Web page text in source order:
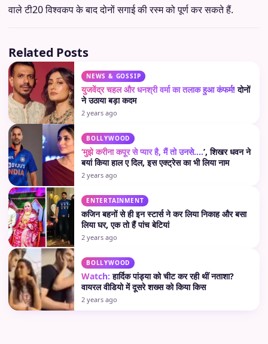
वाले टी20 विश्वकप के बाद दोनों सगाई की रस्म को पूर्ण कर सकते हैं.
Related Posts
NEWS & GOSSIP
युजवेंद्र चहल और धनश्री वर्मा का तलाक हुआ कंफर्म!दोनों
ने उठाया बड़ा कदम
2 years ago
BOLLYWOOD
‘मुझे करीना कपूर से प्यार है, मैं तो उनसे….’, शिखर धवन ने
बयां किया हाल ए दिल, इस एक्ट्रेस का भी लिया नाम
2 years ago
ENTERTAINMENT
कजिन बहनों से ही इन स्टार्स ने कर लिया निकाह और बसा
लिया घर, एक तो हैं पांच बेटियां
2 years ago
BOLLYWOOD
Watch: हार्दिक पांड्या को चीट कर रही थीं नताशा?
वायरल वीडियो में दूसरे शख्स को किया किस
2 years ago